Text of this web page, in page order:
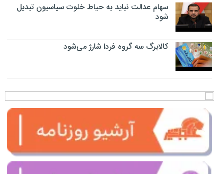
سهام عدالت نباید به حیاط خلوت سیاسیون تبدیل
شود
کالابرگ سه گروه فردا شارژ می‌شود